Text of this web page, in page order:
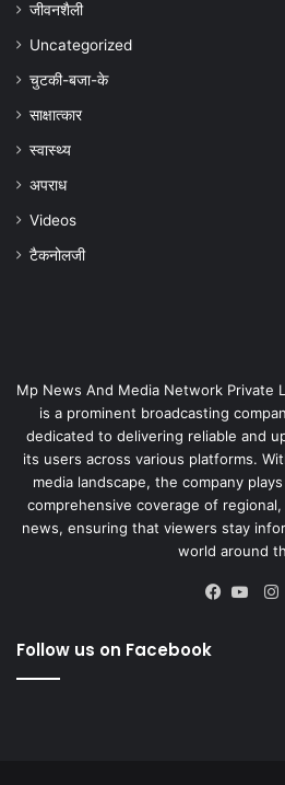
जीवनशैली
Uncategorized
चुटकी-बजा-के
साक्षात्कार
स्वास्थ्य
अपराध
Videos
टैकनोलजी
Mp News And Media Network Private
is a prominent broadcasting
dedicated to delivering reliable and
its users across various platforms.
media landscape, the company
comprehensive coverage of
news, ensuring that viewers stay
world around
Follow us on Facebook